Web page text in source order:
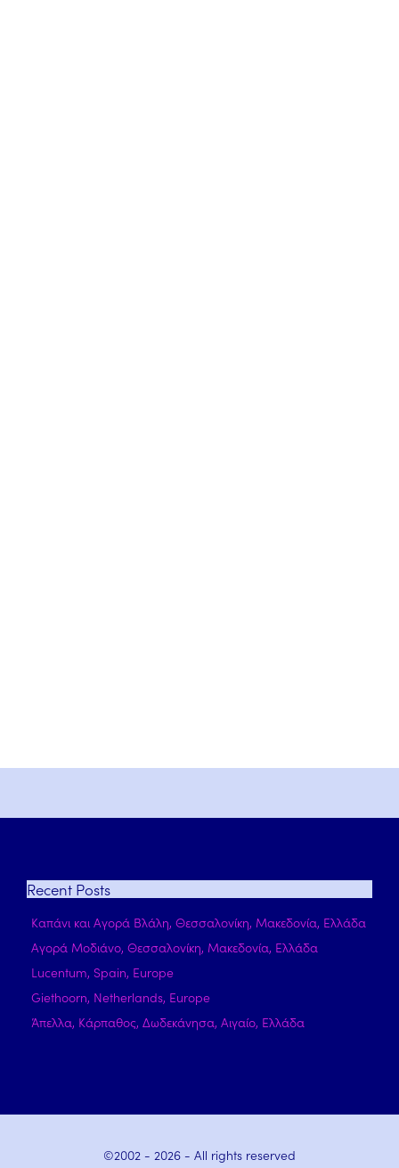
Recent Posts
Καπάνι και Αγορά Βλάλη, Θεσσαλονίκη, Μακεδονία, Ελλάδα
Αγορά Μοδιάνο, Θεσσαλονίκη, Μακεδονία, Ελλάδα
Lucentum, Spain, Europe
Giethoorn, Netherlands, Europe
Άπελλα, Κάρπαθος, Δωδεκάνησα, Αιγαίο, Ελλάδα
©2002 - 2026 - All rights reserved